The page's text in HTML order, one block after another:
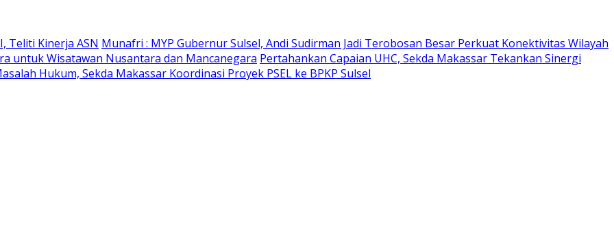
Teliti Kinerja ASN Munafri : MYP Gubernur Sulsel, Andi Sudirman Jadi Terobosan Besar Perkuat Konektivitas Wilayah
untuk Wisatawan Nusantara dan Mancanegara Pertahankan Capaian UHC, Sekda Makassar Tekankan Sinergi
Hukum, Sekda Makassar Koordinasi Proyek PSEL ke BPKP Sulsel